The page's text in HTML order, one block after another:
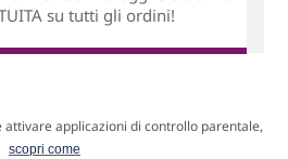
su tutti gli ordini!
applicazioni di controllo parentale,
scopri come